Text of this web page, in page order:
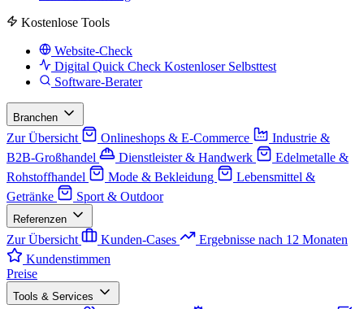
Kostenlose Tools
Website-Check
Digital Quick Check Kostenloser Selbsttest
Software-Berater
Branchen
Zur Übersicht Onlineshops & E-Commerce
Industrie &
B2B-Großhandel
Dienstleister & Handwerk
Edelmetalle &
Rohstoffhandel
Mode & Bekleidung
Lebensmittel &
Getränke
Sport & Outdoor
Referenzen
Zur Übersicht Kunden-Cases
Ergebnisse nach 12 Monaten
Kundenstimmen
Preise
Tools & Services